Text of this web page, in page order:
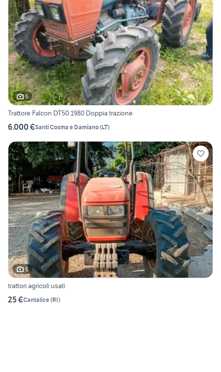
6
Trattore Falcon DT50 1980 Doppia trazione
6.000 €Santi Cosma e Damiano(LT)
6
trattori agricoli usati
25 €Cantalice(RI)